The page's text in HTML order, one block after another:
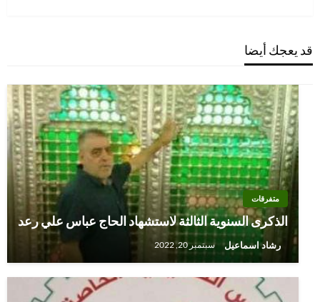
قد يعجك أيضا
متفرقات
الذكرى السنوية الثالثة لاستشهاد الحاج عباس علي رعد
رشاد اسماعيل سبتمبر 20, 2022